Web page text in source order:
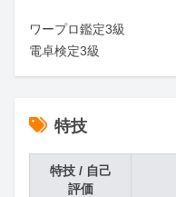
ワープロ鑑定3級
電卓検定3級
特技
特技 / 自己
評価